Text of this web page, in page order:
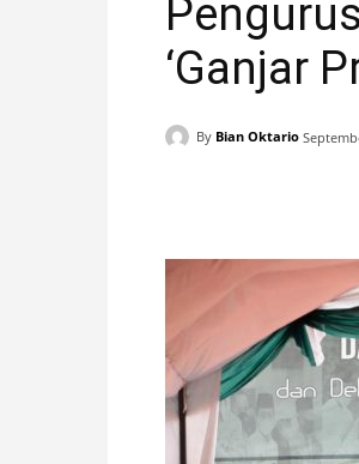
A
I
M
E
‘Ganjar
By Bian Oktario